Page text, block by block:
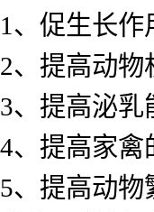
1、促生长作
2、提高动物
3、提高泌乳
4、提高家禽
5、提高动物